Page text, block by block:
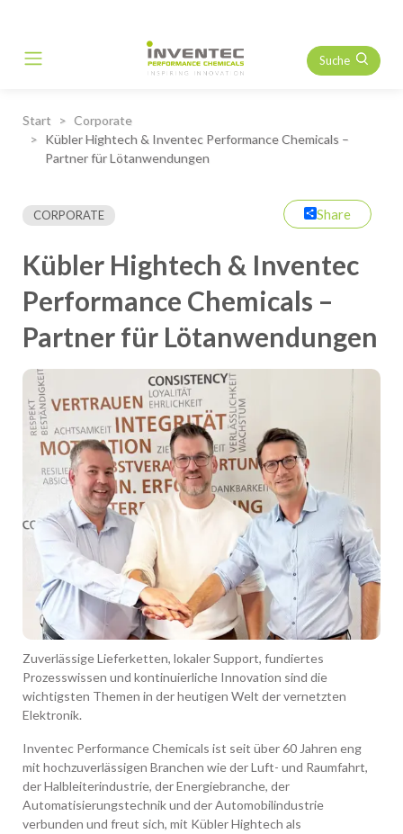
Main Navigation Suche
Start
Corporate
Kübler Hightech & Inventec Performance Chemicals –
Partner für Lötanwendungen
CORPORATE Share
Kübler Hightech & Inventec
Performance Chemicals –
Partner für Lötanwendungen
Zuverlässige Lieferketten, lokaler Support, fundiertes
Prozesswissen und kontinuierliche Innovation sind die
wichtigsten Themen in der heutigen Welt der vernetzten
Elektronik.
Inventec Performance Chemicals ist seit über 60 Jahren eng
mit hochzuverlässigen Branchen wie der Luft- und Raumfahrt,
der Halbleiterindustrie, der Energiebranche, der
Automatisierungstechnik und der Automobilindustrie
verbunden und freut sich, mit Kübler Hightech als